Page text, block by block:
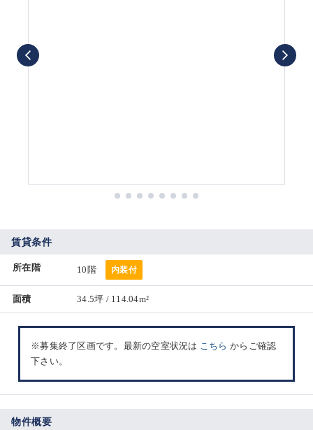
賃貸条件
所在階 10階 内装付
面積 34.5坪 / 114.04m²
※募集終了区画です。最新の空室状況は こちら からご確認
下さい。
物件概要